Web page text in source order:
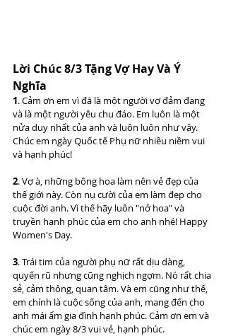
Lời Chúc 8/3 Tặng Vợ Hay Và Ý
Nghĩa
1. Cảm ơn em vì đã là một người vợ đảm đang
và là một người yêu chu đáo. Em luôn là một
nửa duy nhất của anh và luôn luôn như vậy.
Chúc em ngày Quốc tế Phụ nữ nhiều niềm vui
và hạnh phúc!
2. Vợ à, những bông hoa làm nên vẻ đẹp của
thế giới này. Còn nụ cười của em làm đẹp cho
cuộc đời anh. Vì thế hãy luôn "nở hoa" và
truyền hạnh phúc của em cho anh nhé! Happy
Women's Day.
3. Trái tim của người phụ nữ rất dịu dàng,
quyến rũ nhưng cũng nghịch ngợm. Nó rất chia
sẻ, cảm thông, quan tâm. Và em cũng như thế,
em chính là cuộc sống của anh, mang đến cho
anh mái ấm gia đình hạnh phúc. Cảm ơn em và
chúc em ngày 8/3 vui vẻ, hạnh phúc.